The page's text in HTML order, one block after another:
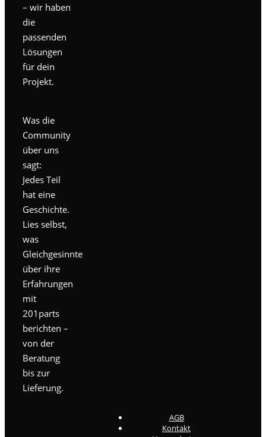
– wir haben
die
passenden
Lösungen
für dein
Projekt.
Was die
Community
über uns
sagt:
Jedes Teil
hat eine
Geschichte.
Lies selbst,
was
Gleichgesinnte
über ihre
Erfahrungen
mit
201parts
berichten –
von der
Beratung
bis zur
Lieferung.
AGB
Kontakt